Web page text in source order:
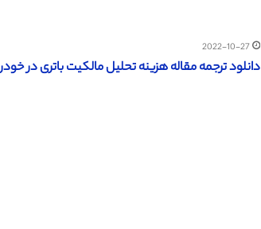
2022-10-27
دانلود ترجمه مقاله هزینه تحلیل مالکیت باتری در